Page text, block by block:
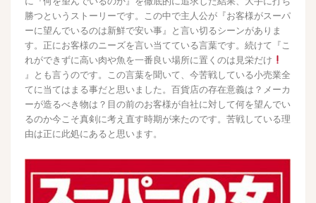
勝つというストーリーです。この中で主人公が『お客様がスーパ
ーに望んでいるのは新鮮で安い事』と言い切るシーンがありま
す。正にお客様のニーズを言い当てている言葉です。続けて『こ
れができずに高い肉や魚を一番良い場所に置くのは見栄だけ
』とも言うのです。この言葉を聞いて、今苦戦している小売業全
てに当てはまる事だと思いました。百貨店の存在意義は？メーカ
ーが造るべき物は？目の前のお客様が自社に対して何を望んでい
るのか今こそ真剣に考え直す時期が来たのです。苦戦している理
由は正に此処にあると思います。